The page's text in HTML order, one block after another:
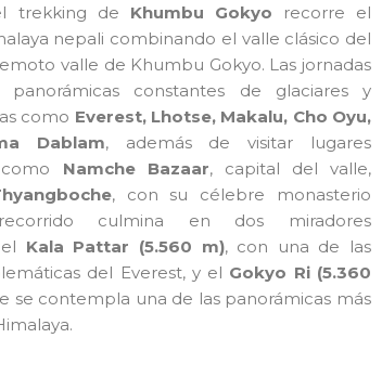
trekking de Khumbu Gokyo recorre el
nepali combinando el valle clásico del
valle de Khumbu Gokyo. Las jornadas
constantes de glaciares y
como Everest, Lhotse, Makalu, Cho Oyu,
Dablam, además de visitar lugares
Namche Bazaar, capital del valle,
, con su célebre monasterio
culmina en dos miradores
Kala Pattar (5.560 m), con una de las
del Everest, y el Gokyo Ri (5.360
se contempla una de las panorámicas más